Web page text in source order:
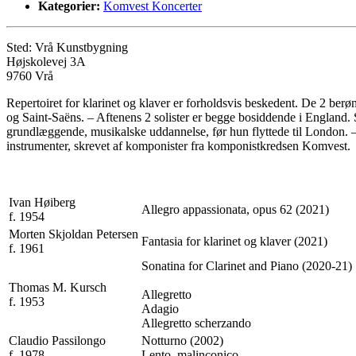
Kategorier: Komvest Koncerter
Sted: Vrå Kunstbygning
Højskolevej 3A
9760 Vrå
Repertoiret for klarinet og klaver er forholdsvis beskedent. De 2
og Saint-Saëns. – Aftenens 2 solister er begge bosiddende i
grundlæggende, musikalske uddannelse, før hun flyttede til
instrumenter, skrevet af komponister fra komponistkredsen Komvest.
Ivan Høiberg
f. 1954
Allegro appassionata, opus 62 (2021)
Morten Skjoldan Petersen
f. 1961
Fantasia for klarinet og klaver (2021)
Thomas M. Kursch
f. 1953
Sonatina for Clarinet and Piano (2020-21)
Allegretto
Adagio
Allegretto scherzando
Claudio Passilongo
Notturno (2002)